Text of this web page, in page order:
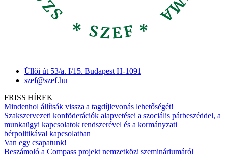
Üllői út 53/a. I/15. Budapest H-1091
szef@szef.hu
FRISS HÍREK
Mindenhol állítsák vissza a tagdíjlevonás lehetőségét!
Szakszervezeti konföderációk alapvetései a szociális párbeszéddel, a
munkaügyi kapcsolatok rendszerével és a kormányzati
bérpolitikával kapcsolatban
Van egy csapatunk!
Beszámoló a Compass projekt nemzetközi szemináriumáról